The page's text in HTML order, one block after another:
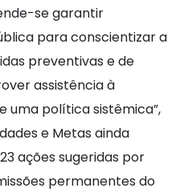
se garantir
para conscientizar a
preventivas e de
assistência à
uma política sistêmica”,
e Metas ainda
ações sugeridas por
permanentes do